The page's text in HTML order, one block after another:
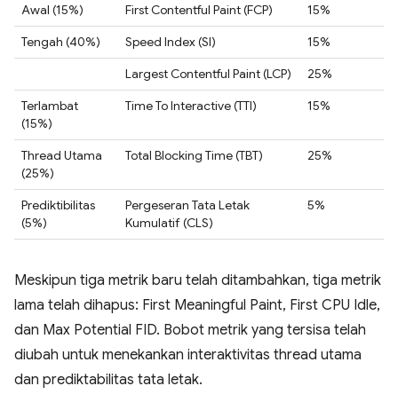
Awal (15%) First Contentful Paint (FCP)
15%
Tengah (40%)
Speed Index (SI)
15%
Largest Contentful Paint (LCP)
25%
Terlambat
(15%)
Time To Interactive (TTI) 15%
Thread Utama
(25%)
Total Blocking Time (TBT) 25%
Prediktibilitas
(5%)
Pergeseran Tata Letak
Kumulatif (CLS)
5%
Meskipun tiga metrik baru telah ditambahkan, tiga metrik
lama telah dihapus: First Meaningful Paint, First CPU Idle,
dan Max Potential FID. Bobot metrik yang tersisa telah
diubah untuk menekankan interaktivitas thread utama
dan prediktabilitas tata letak.